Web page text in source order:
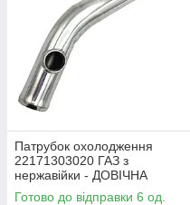
Патрубок охолодження
22171303020 ГАЗ з
нержавійки - ДОВІЧНА
ГАРАНТІЯ
Готово до відправки 6 од.